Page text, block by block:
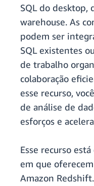
SQL do desktop,
warehouse. As
podem ser
SQL existentes
de trabalho
colaboração
esse recurso,
de análise de
esforços e
Esse recurso
em que
Amazon